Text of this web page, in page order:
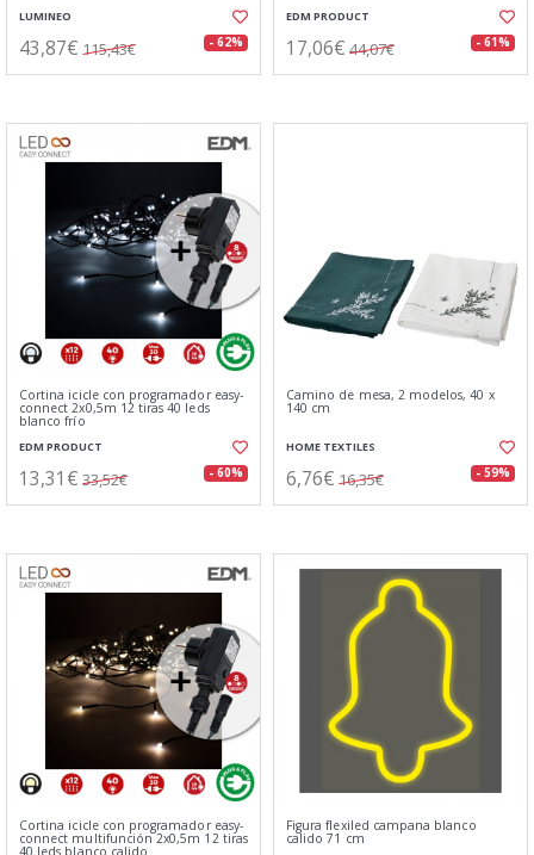
LUMINEO
43,87€ 115,43€ - 62%
EDM PRODUCT
17,06€ 44,07€ - 61%
Cortina icicle con programador easy-
connect 2x0,5m 12 tiras 40 leds
blanco frío
EDM PRODUCT
13,31€ 33,52€ - 60%
Camino de mesa, 2 modelos, 40 x
140 cm
HOME TEXTILES
6,76€ 16,35€ - 59%
Cortina icicle con programador easy-
connect multifunción 2x0,5m 12 tiras
40 leds blanco calido
Figura flexiled campana blanco
calido 71 cm